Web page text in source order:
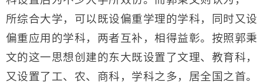
所综合大学，可以既设偏重学理的学科，同时又设
偏重应用的学科，两者互补，相得益彰。按照郭秉
文的这一思想创建的东大既设置了文理、教育科，
又设置了工、农、商科，学科之多，居全国之首。